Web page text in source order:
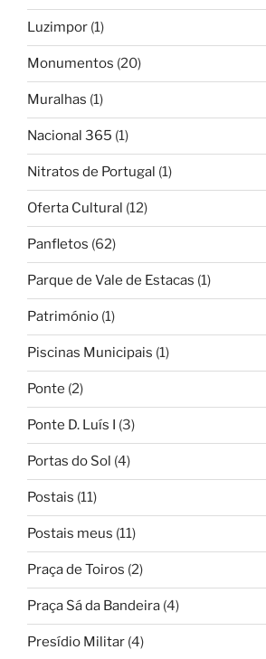
Luzimpor (1)
Monumentos (20)
Muralhas (1)
Nacional 365 (1)
Nitratos de Portugal (1)
Oferta Cultural (12)
Panfletos (62)
Parque de Vale de Estacas (1)
Património (1)
Piscinas Municipais (1)
Ponte (2)
Ponte D. Luís I (3)
Portas do Sol (4)
Postais (11)
Postais meus (11)
Praça de Toiros (2)
Praça Sá da Bandeira (4)
Presídio Militar (4)